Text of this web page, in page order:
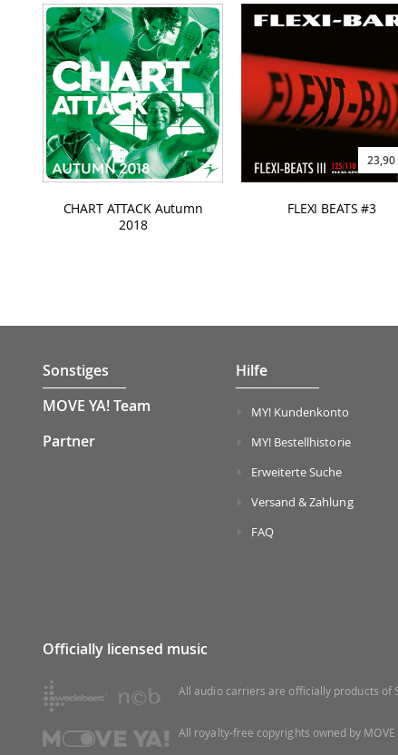
CHART ATTACK Autumn
2018
23,90
FLEXI BEATS #3
Sonstiges
MOVE YA! Team
Partner
Hilfe
MY! Kundenkonto
MY! Bestellhistorie
Erweiterte Suche
Versand & Zahlung
FAQ
Officially licensed music
All audio carriers are officially products of
All royalty-free copyrights owned by